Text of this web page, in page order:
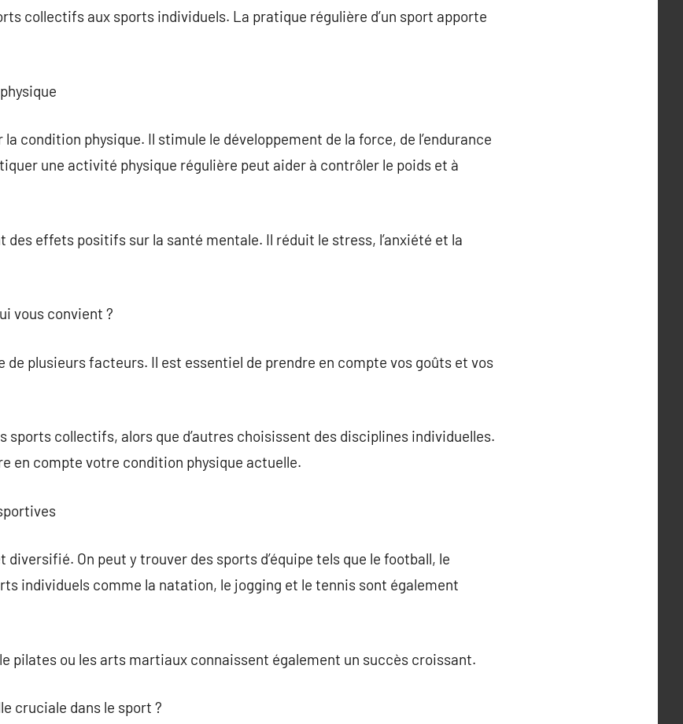
collectifs aux sports individuels. La pratique régulière d’un sport apporte
condition physique. Il stimule le développement de la force, de l’endurance
une activité physique régulière peut aider à contrôler le poids et à
des effets positifs sur la santé mentale. Il réduit le stress, l’anxiété et la
vous convient ?
de plusieurs facteurs. Il est essentiel de prendre en compte vos goûts et vos
sports collectifs, alors que d’autres choisissent des disciplines individuelles.
en compte votre condition physique actuelle.
On peut y trouver des sports d’équipe tels que le football, le
individuels comme la natation, le jogging et le tennis sont également
pilates ou les arts martiaux connaissent également un succès croissant.
cruciale dans le sport ?